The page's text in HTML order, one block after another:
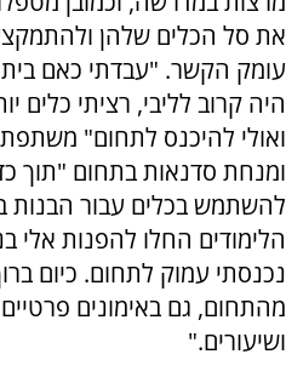
את סל הכלים שלהן
עומק הקשר. "עבדתי כאם
היה קרוב לליבי, רציתי כלים
ואולי להיכנס לתחום"
ומנחת סדנאות בתחום "תוך
להשתמש בכלים עבור הבנות
הלימודים החלו להפנות אלי
נכנסתי עמוק לתחום. כיום
מהתחום, גם באימונים
ושיעורים."